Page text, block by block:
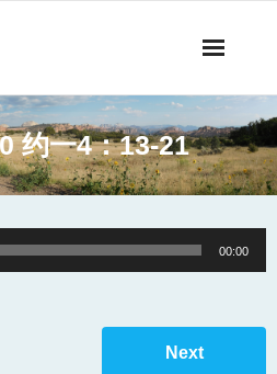
约一4：13-21
00:00
Next